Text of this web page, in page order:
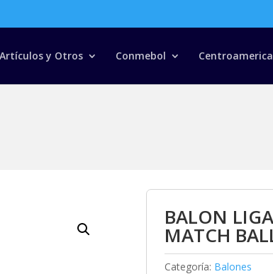
Artículos y Otros Conmebol Centroamerica
Búsqueda
productos
BALON
MATCH
Categoría: Balones